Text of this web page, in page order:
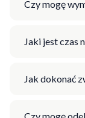
Czy mogę
Jaki jest czas
Jak dokonać